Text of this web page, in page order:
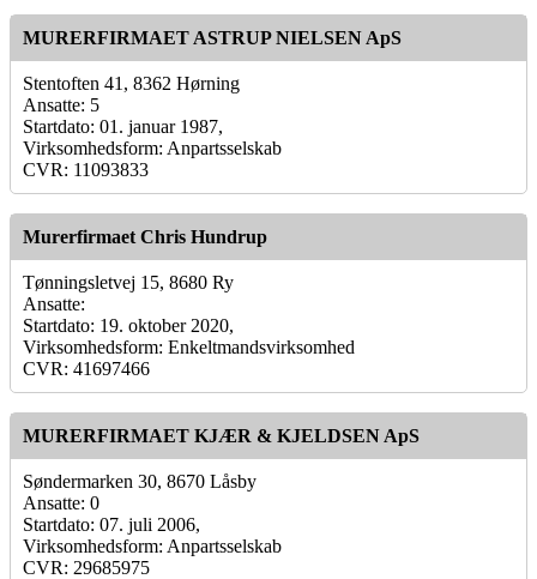
MURERFIRMAET ASTRUP NIELSEN ApS
Stentoften 41, 8362 Hørning
Ansatte: 5
Startdato: 01. januar 1987,
Virksomhedsform: Anpartsselskab
CVR: 11093833
Murerfirmaet Chris Hundrup
Tønningsletvej 15, 8680 Ry
Ansatte:
Startdato: 19. oktober 2020,
Virksomhedsform: Enkeltmandsvirksomhed
CVR: 41697466
MURERFIRMAET KJÆR & KJELDSEN ApS
Søndermarken 30, 8670 Låsby
Ansatte: 0
Startdato: 07. juli 2006,
Virksomhedsform: Anpartsselskab
CVR: 29685975